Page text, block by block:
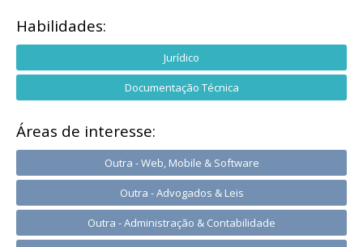
Habilidades:
Jurídico
Documentação Técnica
Áreas de interesse:
Outra - Web, Mobile & Software
Outra - Advogados & Leis
Outra - Administração & Contabilidade